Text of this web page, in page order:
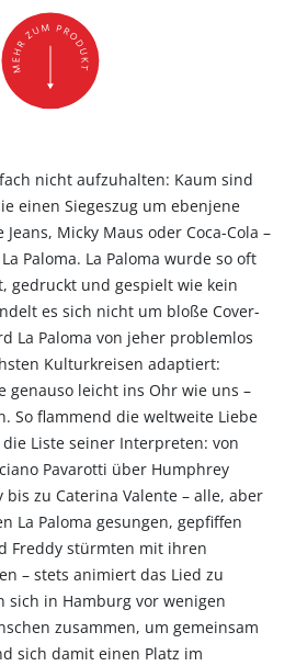
nicht aufzuhalten: Kaum sind
einen Siegeszug um ebenjene
Micky Maus oder Coca-Cola –
Paloma. La Paloma wurde so oft
gedruckt und gespielt wie kein
es sich nicht um bloße Cover-
La Paloma von jeher problemlos
Kulturkreisen adaptiert:
genauso leicht ins Ohr wie uns –
So flammend die weltweite Liebe
Liste seiner Interpreten: von
Pavarotti über Humphrey
bis zu Caterina Valente – alle, aber
La Paloma gesungen, gepfiffen
Freddy stürmten mit ihren
– stets animiert das Lied zu
sich in Hamburg vor wenigen
zusammen, um gemeinsam
sich damit einen Platz im